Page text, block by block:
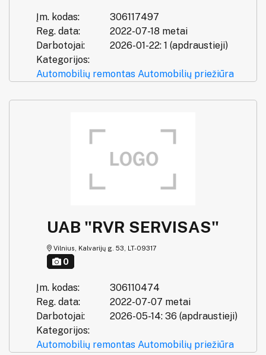
Įm. kodas:
306117497
Reg. data:
2022-07-18 metai
Darbotojai:
2026-01-22: 1 (apdraustieji)
Kategorijos:
Automobilių remontas Automobilių priežiūra
UAB "RVR SERVISAS"
Vilnius, Kalvarijų g. 53, LT-09317
0
Įm. kodas:
306110474
Reg. data:
2022-07-07 metai
Darbotojai:
2026-05-14: 36 (apdraustieji)
Kategorijos:
Automobilių remontas Automobilių priežiūra